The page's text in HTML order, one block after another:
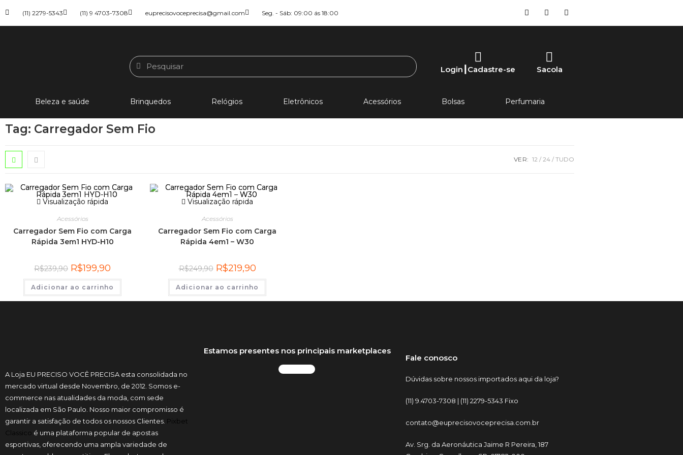
(11) 2279-5343 (11) 9 4703-7308 euprecisovoceprecisa@gmail.com Seg. - Sáb: 09:00 ás 18:00
Login┃Cadastre-se Sacola
Beleza e saúde Brinquedos Relógios Eletrônicos Acessórios Bolsas Perfumaria
Tag: Carregador Sem Fio
VER: 12 24 TUDO
Visualização rápida
Acessórios
Carregador Sem Fio com Carga
Rápida 3em1 HYD-H10
R$239,90 R$199,90
Adicionar ao carrinho
Visualização rápida
Acessórios
Carregador Sem Fio com Carga
Rápida 4em1 – W30
R$249,90 R$219,90
Adicionar ao carrinho
A Loja EU PRECISO VOCÊ PRECISA esta consolidada no
mercado virtual desde Novembro, de 2012. Somos e-
commerce nas atualidades da moda, com sede
localizada em São Paulo. Nosso maior compromisso é
garantir a satisfação de todos os nossos Clientes. Pixbet
Classico é uma plataforma popular de apostas
esportivas, oferecendo uma ampla variedade de
Estamos presentes nos principais marketplaces
Fale conosco
Dúvidas sobre nossos importados aqui da loja?
(11) 9.4703-7308 | (11) 2279-5343 Fixo
contato@euprecisovoceprecisa.com.br
Av. Srg. da Aeronáutica Jaime R Pereira, 187